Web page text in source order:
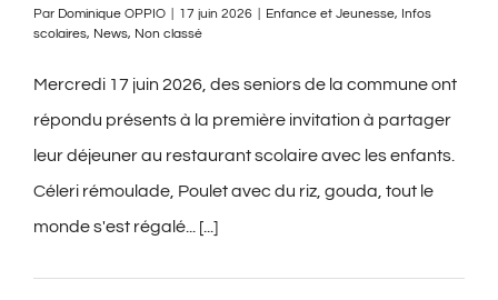
Par Dominique OPPIO 17 juin 2026 Enfance et Jeunesse, Infos
scolaires, News, Non classé
Mercredi 17 juin 2026, des seniors de la commune ont
répondu présents à la première invitation à partager
leur déjeuner au restaurant scolaire avec les enfants.
Céleri rémoulade, Poulet avec du riz, gouda, tout le
monde s'est régalé... [...]